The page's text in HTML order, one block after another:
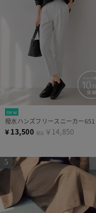
new
撥水ハンズフリースニーカー651
¥ 13,500 税込 ￥14,850